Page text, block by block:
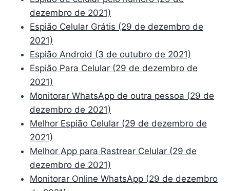
dezembro de 2021)
Espião Celular Grátis (29 de dezembro de
2021)
Espião Android (3 de outubro de 2021)
Espião Para Celular (29 de dezembro de
2021)
Monitorar WhatsApp de outra pessoa (29 de
dezembro de 2021)
Melhor Espião Celular (29 de dezembro de
2021)
Melhor App para Rastrear Celular (29 de
dezembro de 2021)
Monitorar Online WhatsApp (29 de dezembro